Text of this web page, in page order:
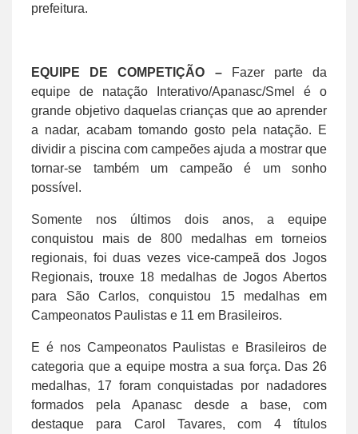
prefeitura.
EQUIPE DE COMPETIÇÃO –
Fazer parte da
equipe de natação Interativo/Apanasc/Smel é o
grande objetivo daquelas crianças que ao aprender
a nadar, acabam tomando gosto pela natação. E
dividir a piscina com campeões ajuda a mostrar que
tornar-se também um campeão é um sonho
possível.
Somente nos últimos dois anos, a equipe
conquistou mais de 800 medalhas em torneios
regionais, foi duas vezes vice-campeã dos Jogos
Regionais, trouxe 18 medalhas de Jogos Abertos
para São Carlos, conquistou 15 medalhas em
Campeonatos Paulistas e 11 em Brasileiros.
E é nos Campeonatos Paulistas e Brasileiros de
categoria que a equipe mostra a sua força. Das 26
medalhas, 17 foram conquistadas por nadadores
formados pela Apanasc desde a base, com
destaque para Carol Tavares, com 4 títulos